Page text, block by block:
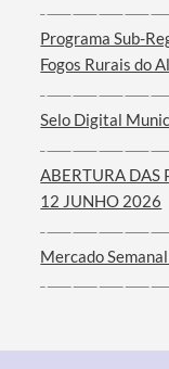
Categorias
Filtros
Programa Sub-
Fogos Rurais do
Selo Digital
ABERTURA DAS
12 JUNHO 2026
Mercado